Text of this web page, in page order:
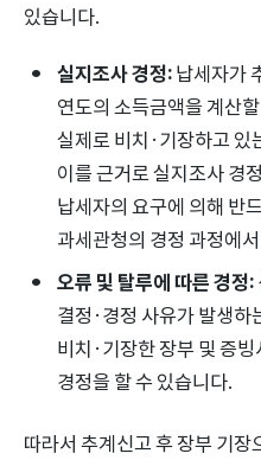
있습니다.
실지조사 경정:납세자가
연도의 소득금액을 계산
실제로 비치·기장하고 있
이를 근거로 실지조사 경
납세자의 요구에 의해 반
과세관청의 경정 과정에
오류 및 탈루에 따른 경정:
결정·경정 사유가 발생
비치·기장한 장부 및 증
경정을 할 수 있습니다.
따라서 추계신고 후 장부 기